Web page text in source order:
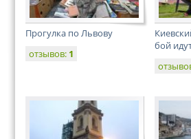
Прогулка по Львову
отзывов: 1
бой